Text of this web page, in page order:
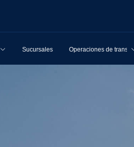
Sucursales Operaciones de